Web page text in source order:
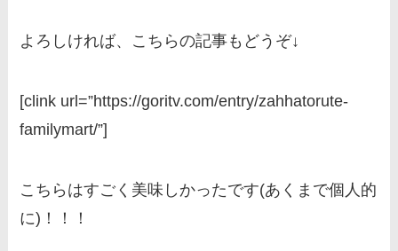
よろしければ、こちらの記事もどうぞ↓
[clink url=”https://goritv.com/entry/zahhatorute-
familymart/”]
こちらはすごく美味しかったです(あくまで個人的
に)！！！